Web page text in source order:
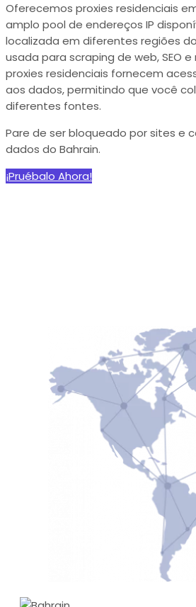
Oferecemos proxies residenciais
amplo pool de endereços IP
localizada em diferentes regiões
usada para scraping de web, SEO
proxies residenciais fornecem
aos dados, permitindo que você
diferentes fontes.
Pare de ser bloqueado por sites e
dados do Bahrain.
¡Pruébalo Ahora!